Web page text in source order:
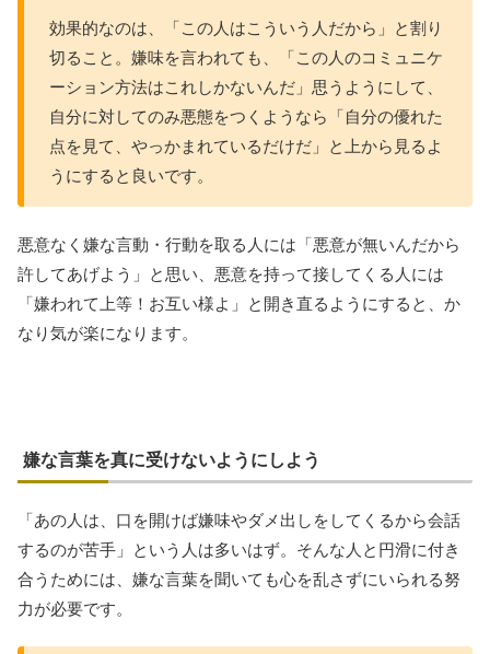
効果的なのは、「この人はこういう人だから」と割り
切ること。嫌味を言われても、「この人のコミュニケ
ーション方法はこれしかないんだ」思うようにして、
自分に対してのみ悪態をつくようなら「自分の優れた
点を見て、やっかまれているだけだ」と上から見るよ
うにすると良いです。
悪意なく嫌な言動・行動を取る人には「悪意が無いんだから
許してあげよう」と思い、悪意を持って接してくる人には
「嫌われて上等！お互い様よ」と開き直るようにすると、か
なり気が楽になります。
嫌な言葉を真に受けないようにしよう
「あの人は、口を開けば嫌味やダメ出しをしてくるから会話
するのが苦手」という人は多いはず。そんな人と円滑に付き
合うためには、嫌な言葉を聞いても心を乱さずにいられる努
力が必要です。